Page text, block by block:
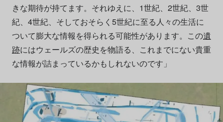
きな期待が持てます。それゆえに、1世紀、2世紀、3世
紀、4世紀、そしておそらく5世紀に至る人々の生活に
ついて膨大な情報を得られる可能性があります。この遺
跡にはウェールズの歴史を物語る、これまでにない貴重
な情報が詰まっているかもしれないのです」